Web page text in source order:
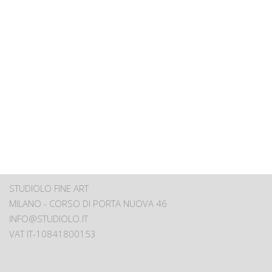
STUDIOLO FINE ART
MILANO - CORSO DI PORTA NUOVA 46
INFO@STUDIOLO.IT
VAT IT-10841800153